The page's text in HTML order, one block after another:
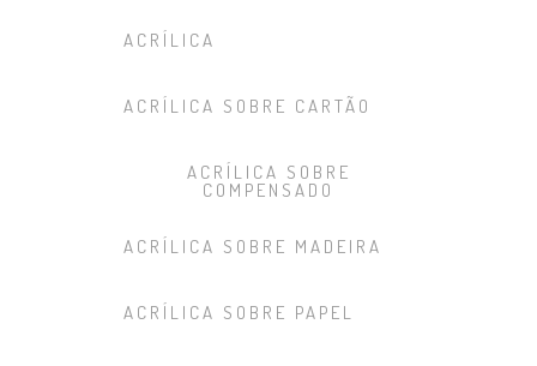
ACRÍLICA
ACRÍLICA SOBRE CARTÃO
ACRÍLICA SOBRE
COMPENSADO
ACRÍLICA SOBRE MADEIRA
ACRÍLICA SOBRE PAPEL